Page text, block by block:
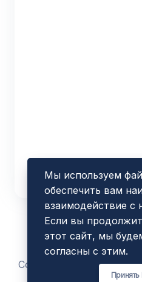
Copyright © 2023 - 2026
Мы используем
обеспечить вам
взаимодействие с
Если вы
этот сайт, мы
согласны с этим.